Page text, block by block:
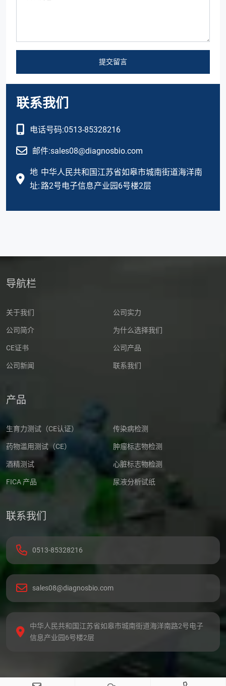
提交留言
联系我们
电话号码:0513-85328216
邮件:sales08@diagnosbio.com
地
址:
中华人民共和国江苏省如皋市城南街道海洋南
路2号电子信息产业园6号楼2层
导航栏
关于我们 公司实力
公司简介 为什么选择我们
CE证书 公司产品
公司新闻 联系我们
产品
生育力测试（CE认证） 传染病检测
药物滥用测试（CE） 肿瘤标志物检测
酒精测试 心脏标志物检测
FICA 产品 尿液分析试纸
联系我们
0513-85328216
sales08@diagnosbio.com
中华人民共和国江苏省如皋市城南街道海洋南路2号电子
信息产业园6号楼2层